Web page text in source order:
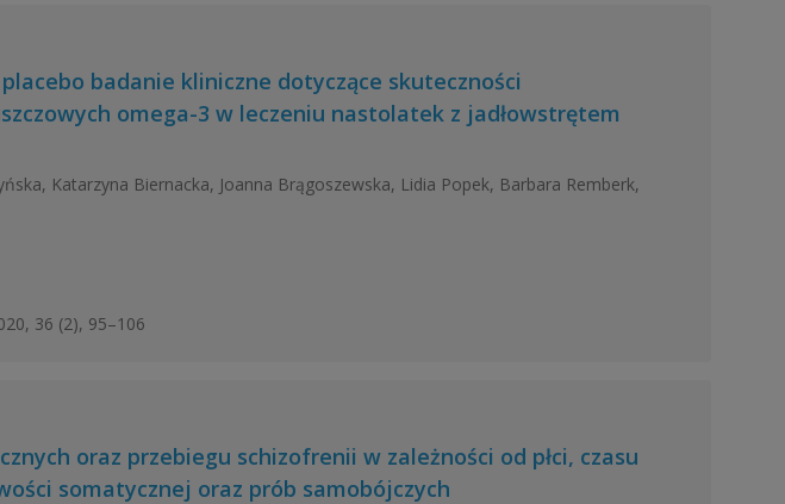
badanie kliniczne dotyczące skuteczności
omega-3 w leczeniu nastolatek z jadłowstrętem
Katarzyna Biernacka, Joanna Brągoszewska, Lidia Popek, Barbara Remberk,
36 (2), 95–106
oraz przebiegu schizofrenii w zależności od płci, czasu
somatycznej oraz prób samobójczych